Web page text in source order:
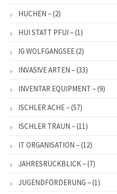
HUCHEN –(2)
HUI STATT PFUI –(1)
IG WOLFGANGSEE(2)
INVASIVE ARTEN –(33)
INVENTAR EQUIPMENT –(9)
ISCHLER ACHE –(57)
ISCHLER TRAUN –(11)
IT ORGANISATION –(12)
JAHRESRÜCKBLICK –(7)
JUGENDFÖRDERUNG –(1)